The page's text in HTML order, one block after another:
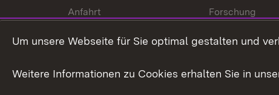
Anfahrt Forschung
Internationales
Um unsere Webseite für Sie optimal gestalten und
Weitere Informationen zu Cookies erhalten Sie in